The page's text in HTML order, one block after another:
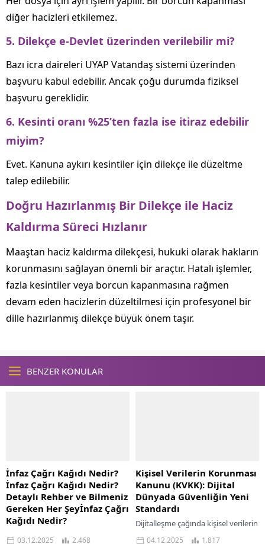
diğer hacizleri etkilemez.
5. Dilekçe e-Devlet üzerinden verilebilir mi?
Bazı icra daireleri UYAP Vatandaş sistemi üzerinden
başvuru kabul edebilir. Ancak çoğu durumda fiziksel
başvuru gereklidir.
6. Kesinti oranı %25’ten fazla ise itiraz edebilir
miyim?
Evet. Kanuna aykırı kesintiler için dilekçe ile düzeltme
talep edilebilir.
Doğru Hazırlanmış Bir Dilekçe ile Haciz
Kaldırma Süreci Hızlanır
Maaştan haciz kaldırma dilekçesi, hukuki olarak hakların
korunmasını sağlayan önemli bir araçtır. Hatalı işlemler,
fazla kesintiler veya borcun kapanmasına rağmen
devam eden hacizlerin düzeltilmesi için profesyonel bir
dille hazırlanmış dilekçe büyük önem taşır.
BENZER KONULAR
İnfaz Çağrı Kağıdı Nedir?
İnfaz Çağrı Kağıdı Nedir?
Detaylı Rehber ve Bilmeniz
Gereken Her Şeyİnfaz Çağrı
Kağıdı Nedir?
Hukuki süreçlerde karşılaşılan
03.12.2025 2.468
Kişisel Verilerin Korunması
Kanunu (KVKK): Dijital
Dünyada Güvenliğin Yeni
Standardı
Dijitalleşme çağında kişisel verilerin
korunması, yalnızca bireylerin değil
04.12.2025 1.817